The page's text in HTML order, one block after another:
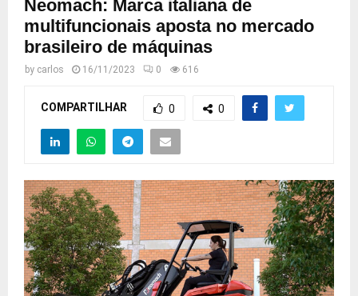
Neomach: Marca italiana de
multifuncionais aposta no mercado
brasileiro de máquinas
by carlos 16/11/2023 0 616
COMPARTILHAR 0 0